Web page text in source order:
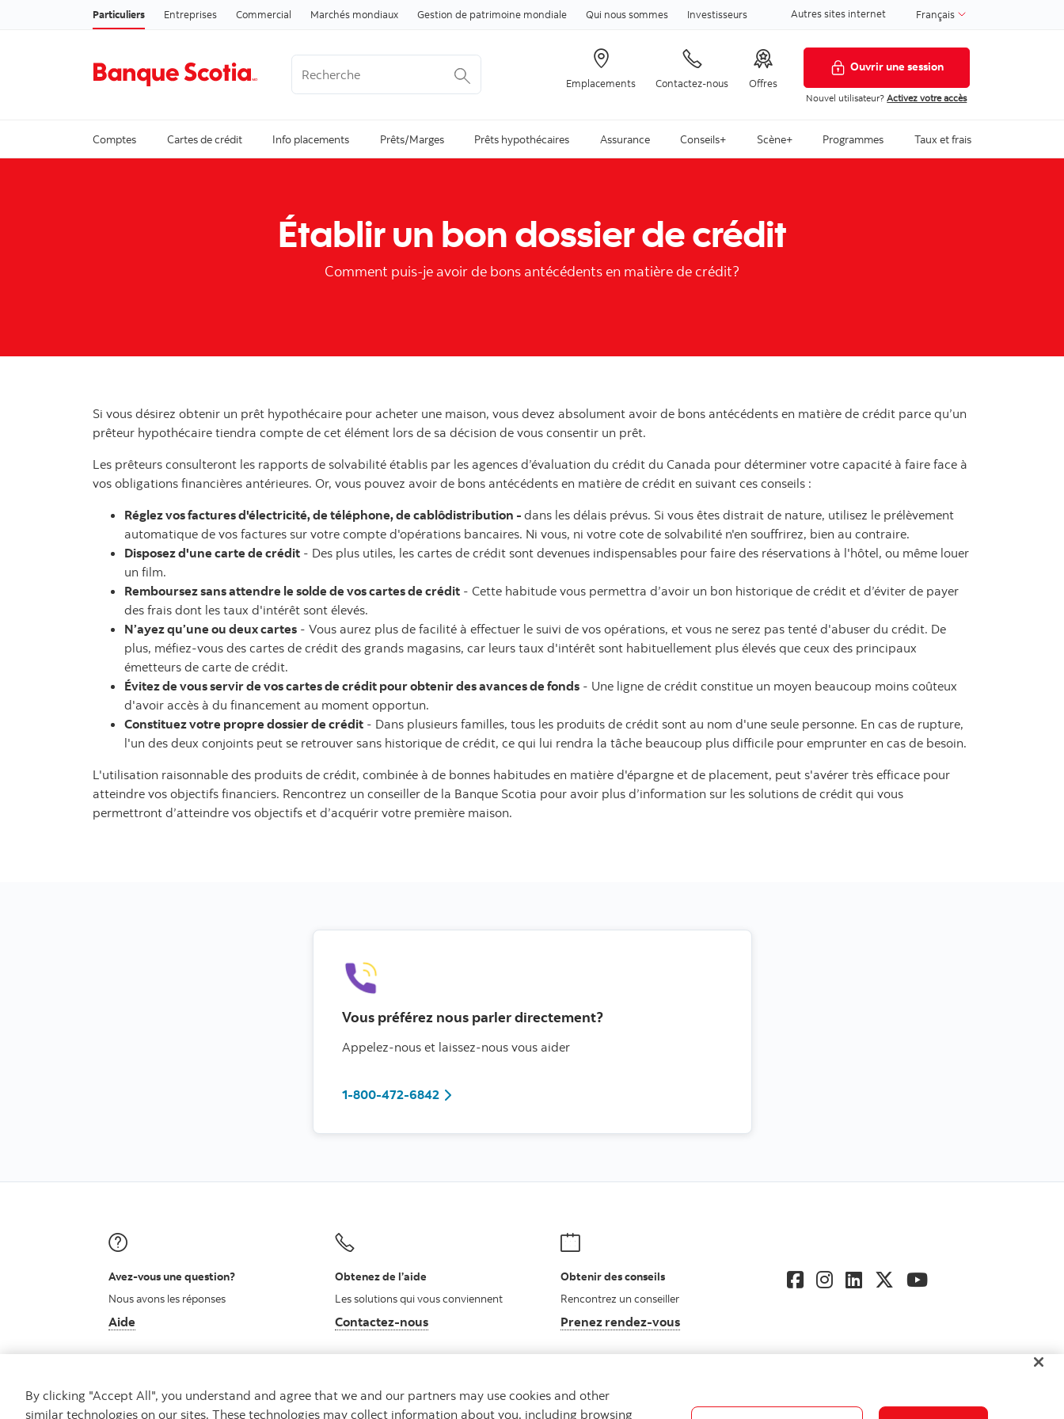
Passer au contenu
Particuliers Entreprises Commercial Marchés mondiaux Gestion de patrimoine mondiale Qui nous sommes Investisseurs Autres sites internet Français
Emplacements Contactez-nous Offres
Ouvrir une session
Nouvel utilisateur?Activez votre accès
Comptes Cartes de crédit Info placements Prêts/Marges Prêts hypothécaires Assurance Conseils+ Scène+ Programmes Taux et frais
Établir un bon dossier de crédit
Comment puis-je avoir de bons antécédents en matière de crédit?
Si vous désirez obtenir un prêt hypothécaire pour acheter une maison, vous devez absolument avoir de bons antécédents en matière de crédit parce qu’un
prêteur hypothécaire tiendra compte de cet élément lors de sa décision de vous consentir un prêt.
Les prêteurs consulteront les rapports de solvabilité établis par les agences d’évaluation du crédit du Canada pour déterminer votre capacité à faire face à
vos obligations financières antérieures. Or, vous pouvez avoir de bons antécédents en matière de crédit en suivant ces conseils :
Réglez vos factures d'électricité, de téléphone, de cablôdistribution - dans les délais prévus. Si vous êtes distrait de nature, utilisez le prélèvement
automatique de vos factures sur votre compte d'opérations bancaires. Ni vous, ni votre cote de solvabilité n'en souffrirez, bien au contraire.
Disposez d'une carte de crédit - Des plus utiles, les cartes de crédit sont devenues indispensables pour faire des réservations à l'hôtel, ou même louer
un film.
Remboursez sans attendre le solde de vos cartes de crédit - Cette habitude vous permettra d’avoir un bon historique de crédit et d’éviter de payer
des frais dont les taux d'intérêt sont élevés.
N’ayez qu’une ou deux cartes - Vous aurez plus de facilité à effectuer le suivi de vos opérations, et vous ne serez pas tenté d'abuser du crédit. De
plus, méfiez-vous des cartes de crédit des grands magasins, car leurs taux d'intérêt sont habituellement plus élevés que ceux des principaux
émetteurs de carte de crédit.
Évitez de vous servir de vos cartes de crédit pour obtenir des avances de fonds - Une ligne de crédit constitue un moyen beaucoup moins coûteux
d'avoir accès à du financement au moment opportun.
Constituez votre propre dossier de crédit - Dans plusieurs familles, tous les produits de crédit sont au nom d'une seule personne. En cas de rupture,
l'un des deux conjoints peut se retrouver sans historique de crédit, ce qui lui rendra la tâche beaucoup plus difficile pour emprunter en cas de besoin.
L'utilisation raisonnable des produits de crédit, combinée à de bonnes habitudes en matière d'épargne et de placement, peut s'avérer très efficace pour
atteindre vos objectifs financiers. Rencontrez un conseiller de la Banque Scotia pour avoir plus d’information sur les solutions de crédit qui vous
permettront d’atteindre vos objectifs et d’acquérir votre première maison.
Vous préférez nous parler directement?
Appelez-nous et laissez-nous vous aider
1-800-472-68421(800)472-6842
Avez-vous une question?
Nous avons les réponses
Aide
Obtenez de l’aide
Les solutions qui vous conviennent
Contactez-nousAutres numéros, contactez-nous par téléphone
Obtenir des conseils
Rencontrez un conseiller
Prenez rendez-vous
By clicking "Accept All", you understand and agree that we and our partners may use cookies and other
similar technologies on our sites. These technologies may collect information about you, including browsing